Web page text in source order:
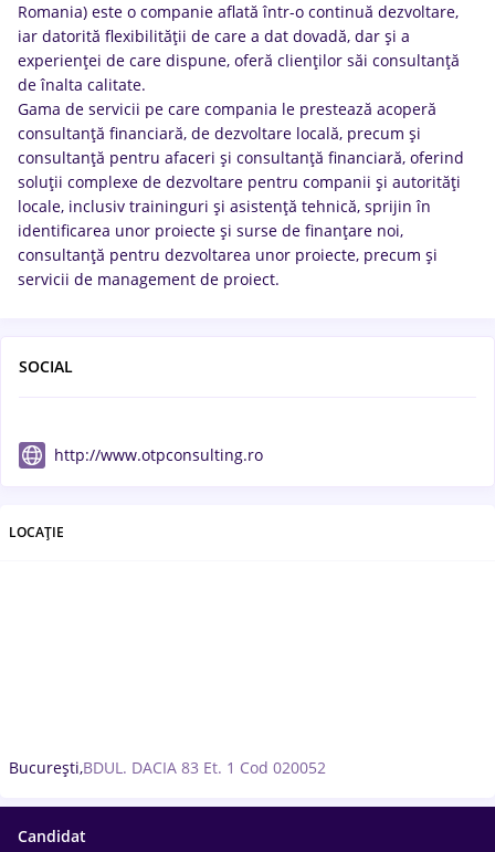
Romania) este o companie aflată într-o continuă dezvoltare,
iar datorită flexibilităţii de care a dat dovadă, dar şi a
experienţei de care dispune, oferă clienţilor săi consultanţă
de înalta calitate.
Gama de servicii pe care compania le prestează acoperă
consultanţă financiară, de dezvoltare locală, precum şi
consultanţă pentru afaceri şi consultanţă financiară, oferind
soluţii complexe de dezvoltare pentru companii şi autorităţi
locale, inclusiv traininguri şi asistenţă tehnică, sprijin în
identificarea unor proiecte şi surse de finanţare noi,
consultanţă pentru dezvoltarea unor proiecte, precum şi
servicii de management de proiect.
SOCIAL
http://www.otpconsulting.ro
LOCAȚIE
București,BDUL. DACIA 83 Et. 1 Cod 020052
Candidat